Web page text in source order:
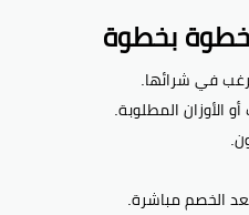
خطوة بخطوة
ترغب في شرائها.
الأوزان المطلوبة.
الخصم مباشرة.